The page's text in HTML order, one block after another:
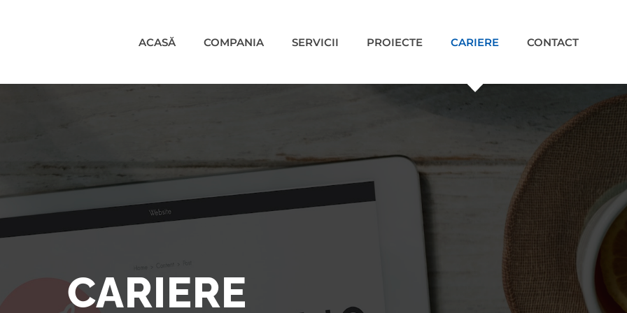
ACASĂ COMPANIA SERVICII PROIECTE CARIERE CONTACT
CARIERE